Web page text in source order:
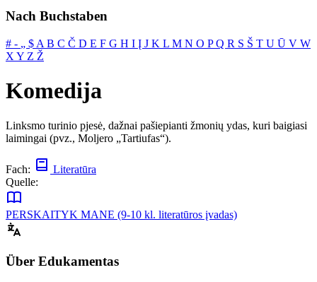
Nach Buchstaben
# ‐ „ $ A B C Č D E F G H I Į J K L M N O PQ R S Š T U Ū V W
X Y Z Ž
Komedija
Linksmo turinio pjesė, dažnai pašiepianti žmonių ydas, kuri baigiasi
laimingai (pvz., Moljero „Tartiufas“).
Fach:
Literatūra
Quelle:
PERSKAITYK MANE (9-10 kl. literatūros įvadas)
Über Edukamentas